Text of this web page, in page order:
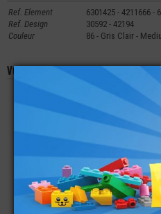
Ref. Element
6301425 - 4211666 -
Ref. Design
30592 - 42194
Couleur
86 - Gris Clair -
Vous aimerez aussi les
LEGO® BRIQUE 2X2
0,20€
LEGO®
AVEC